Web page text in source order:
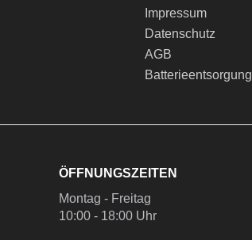
Impressum
Datenschutz
AGB
Batterieentsorgung
ÖFFNUNGSZEITEN
Montag - Freitag
10:00 - 18:00 Uhr